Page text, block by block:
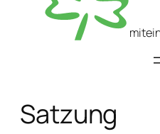
Satzung